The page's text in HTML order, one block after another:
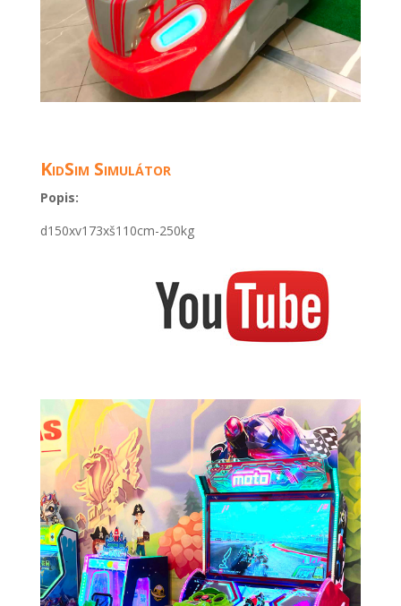
KidSim Simulátor
Popis:
d150xv173xš110cm-250kg